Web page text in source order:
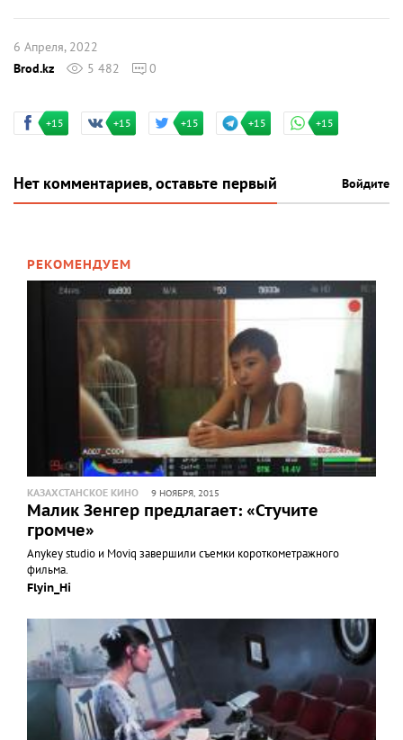
6 Апреля, 2022
Brod.kz
5 482 0
+15 +15 +15 +15 +15
Нет комментариев, оставьте первый Войдите
РЕКОМЕНДУЕМ
КАЗАХСТАНСКОЕ КИНО 9 НОЯБРЯ, 2015
Малик Зенгер предлагает: «Стучите
громче»
Anykey studio и Moviq завершили съемки короткометражного
фильма.
Flyin_Hi